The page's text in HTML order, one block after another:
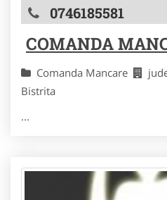
0746185581
COMANDA
Comanda Mancare
Bistrita
...